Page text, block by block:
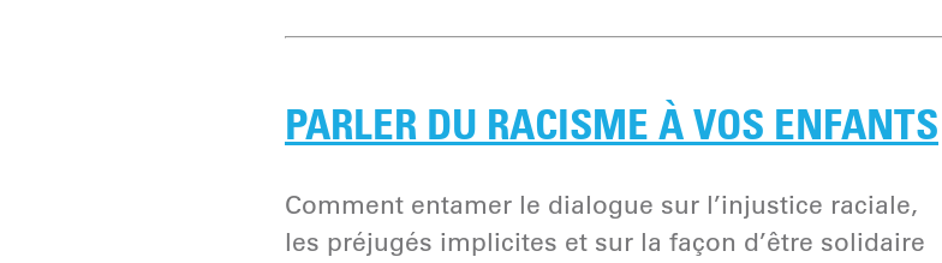
PARLER DU RACISME À VOS ENFANTS
Comment entamer le dialogue sur l’injustice raciale,
les préjugés implicites et sur la façon d’être solidaire